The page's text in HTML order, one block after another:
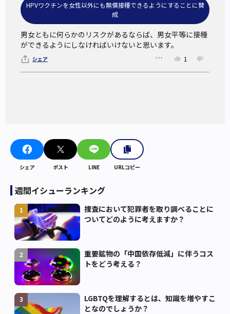
HPVワクチンを女性以外にも無償接種できるようにすることに賛
成
男女ともに何らかのリスクがあるならば、男女平等に接種
ができるようにしなければいけないと思います。
シェア 1
シェア ポスト LINE URLコピー
週間イシューランキング
1
捜査において犯罪者を取り調べることに
ついてどのように考えますか？
2
重要鉱物の「中国依存低減」に伴うコス
トをどう考える？
3
LGBTQを理解するとは、知識を増やすこ
となのでしょうか？